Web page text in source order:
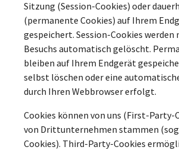
Sitzung (Session-Cookies) oder
(permanente Cookies) auf Ihrem
gespeichert. Session-Cookies werden
Besuchs automatisch gelöscht.
bleiben auf Ihrem Endgerät
selbst löschen oder eine
durch Ihren Webbrowser erfolgt.
Cookies können von uns (First-Party-
von Drittunternehmen stammen
Cookies). Third-Party-Cookies